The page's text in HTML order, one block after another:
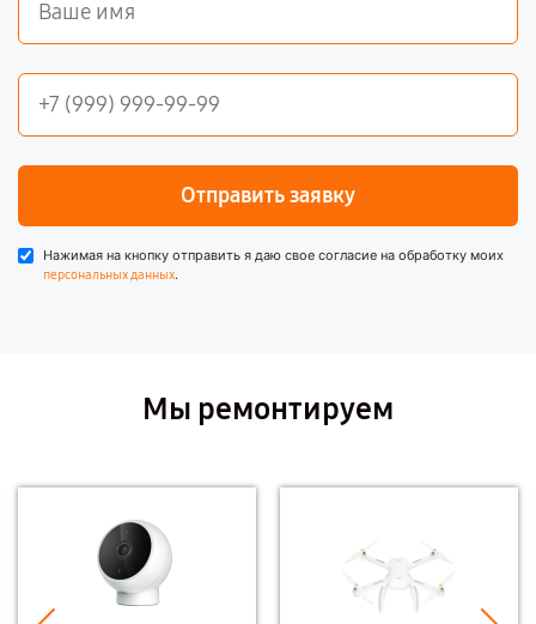
Отправить заявку
Нажимая на кнопку отправить я даю свое согласие на обработку моих
персональных данных.
Мы ремонтируем